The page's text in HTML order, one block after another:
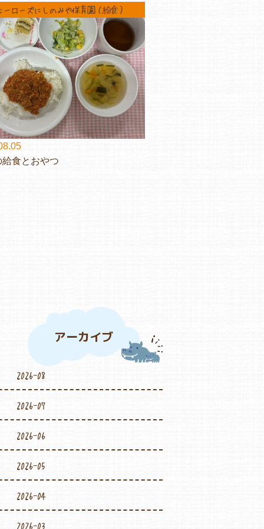
ーローズにしのみや保育園（給食）
給食とおやつ
アーカイブ
2026-08
2026-07
2026-06
2026-05
2026-04
2026-03